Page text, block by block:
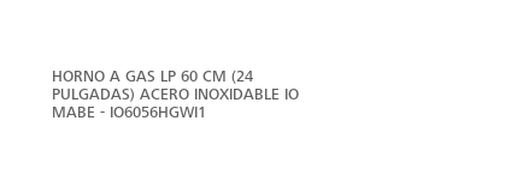
HORNO A GAS LP 60 CM (24
PULGADAS) ACERO INOXIDABLE IO
MABE - IO6056HGWI1